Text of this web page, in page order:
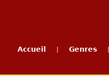
Accueil Genres